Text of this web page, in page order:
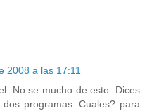
2008 a las 17:11
No se mucho de esto. Dices
programas. Cuales? para